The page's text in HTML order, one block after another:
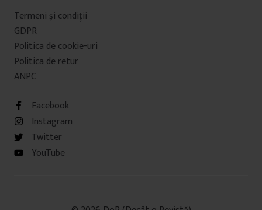
Termeni şi condiţii
GDPR
Politica de cookie-uri
Politica de retur
ANPC
Facebook
Instagram
Twitter
YouTube